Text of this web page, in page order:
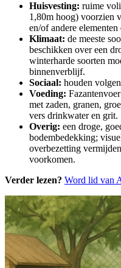
Huisvesting: ruime
1,80m hoog) voorzien
en/of andere
Klimaat: de meeste
beschikken over een
winterharde soorten
binnenverblijf.
Sociaal: houden
Voeding:
met zaden, granen,
vers drinkwater en grit.
Overig: een droge,
bodembedekking;
overbezetting
voorkomen.
Verder lezen? Word lid van